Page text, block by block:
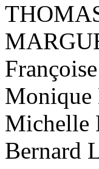
Michelle
Bernard